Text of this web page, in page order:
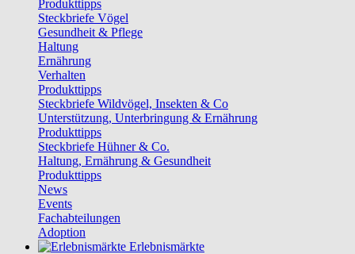
Produkttipps
Steckbriefe Vögel
Gesundheit & Pflege
Haltung
Ernährung
Verhalten
Produkttipps
Steckbriefe Wildvögel, Insekten & Co
Unterstützung, Unterbringung & Ernährung
Produkttipps
Steckbriefe Hühner & Co.
Haltung, Ernährung & Gesundheit
Produkttipps
News
Events
Fachabteilungen
Adoption
Erlebnismärkte